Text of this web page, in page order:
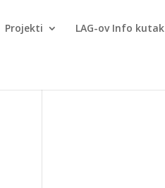
Projekti LAG-ov Info kutak